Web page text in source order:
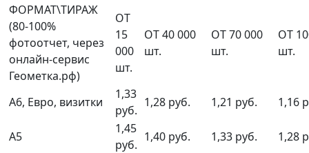
ФОРМАТ\ТИРАЖ
(80-100%
фотоотчет, через
онлайн-сервис
Геометка.рф)
ОТ
15
000
шт.
ОТ 40 000
шт.
ОТ 70 000
шт.
ОТ
шт.
А6, Евро, визитки
1,33
руб.
1,28 руб. 1,21 руб. 1,16
А5
1,45
руб.
1,40 руб. 1,33 руб. 1,28